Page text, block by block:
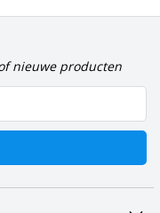
nieuwe producten